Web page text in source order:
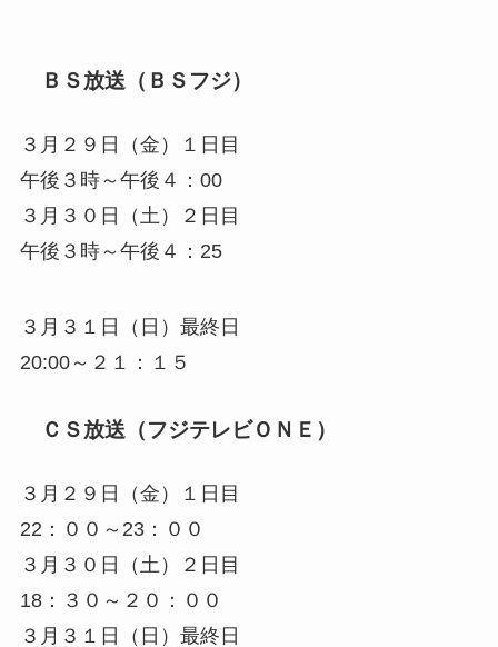
ＢＳ放送（ＢＳフジ）
３月２９日（金）１日目
午後３時～午後４：00
３月３０日（土）２日目
午後３時～午後４：25
３月３１日（日）最終日
20:00～２１：１５
ＣＳ放送（フジテレビＯＮＥ）
３月２９日（金）１日目
22：００～23：００
３月３０日（土）２日目
18：３０～２０：００
３月３１日（日）最終日